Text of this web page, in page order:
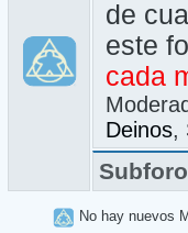
de
este
cada
Deinos,
No hay nuevos